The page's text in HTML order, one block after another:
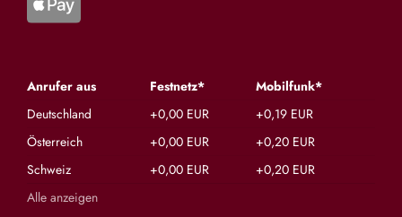
Anrufer aus Festnetz*
Mobilfunk*
Deutschland
+0,00 EUR
+0,19 EUR
Österreich
+0,00 EUR
+0,20 EUR
Schweiz
+0,00 EUR
+0,20 EUR
Alle anzeigen